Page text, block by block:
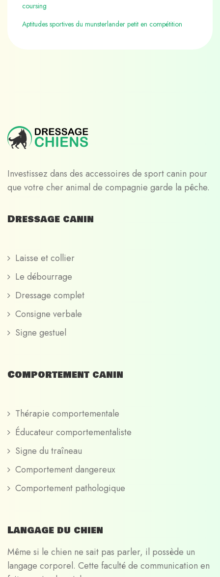
coursing
Aptitudes sportives du munsterlander petit en compétition
Investissez dans des accessoires de sport canin pour
que votre cher animal de compagnie garde la pêche.
Dressage canin
Laisse et collier
Le débourrage
Dressage complet
Consigne verbale
Signe gestuel
Comportement canin
Thérapie comportementale
Éducateur comportementaliste
Signe du traîneau
Comportement dangereux
Comportement pathologique
Langage du chien
Même si le chien ne sait pas parler, il possède un
langage corporel. Cette faculté de communication en